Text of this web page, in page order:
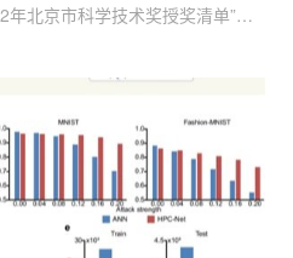
北京市科学技术奖授奖清单”。
视频编解码关键技术与应用”项
等奖。北京市科学技术奖共分为
关村奖、国际合作中关村奖、自
术进步奖6个类别。其中，科学技